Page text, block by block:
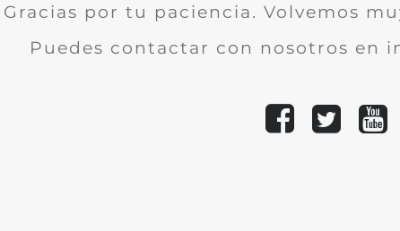
Gracias por tu paciencia. Volvemos
Puedes contactar con nosotros en